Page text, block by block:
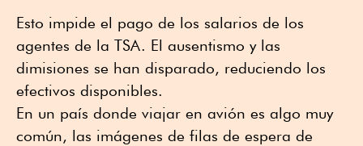
Esto impide el pago de los salarios de los
agentes de la TSA. El ausentismo y las
dimisiones se han disparado, reduciendo los
efectivos disponibles.
En un país donde viajar en avión es algo muy
común, las imágenes de filas de espera de